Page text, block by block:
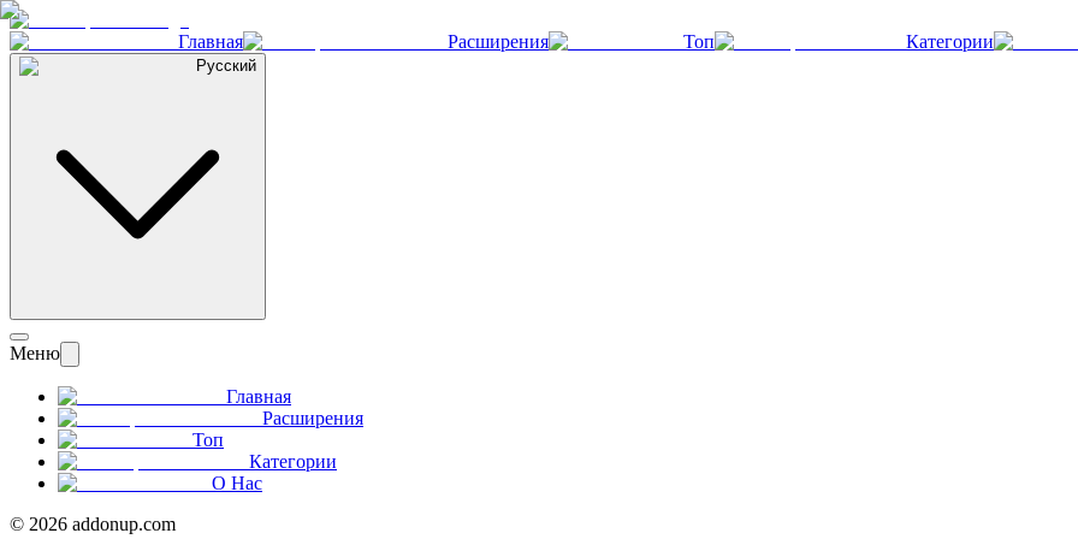
Главная Расширения Топ Категории
Русский
Меню
Главная
Расширения
Топ
Категории
О Нас
© 2026 addonup.com